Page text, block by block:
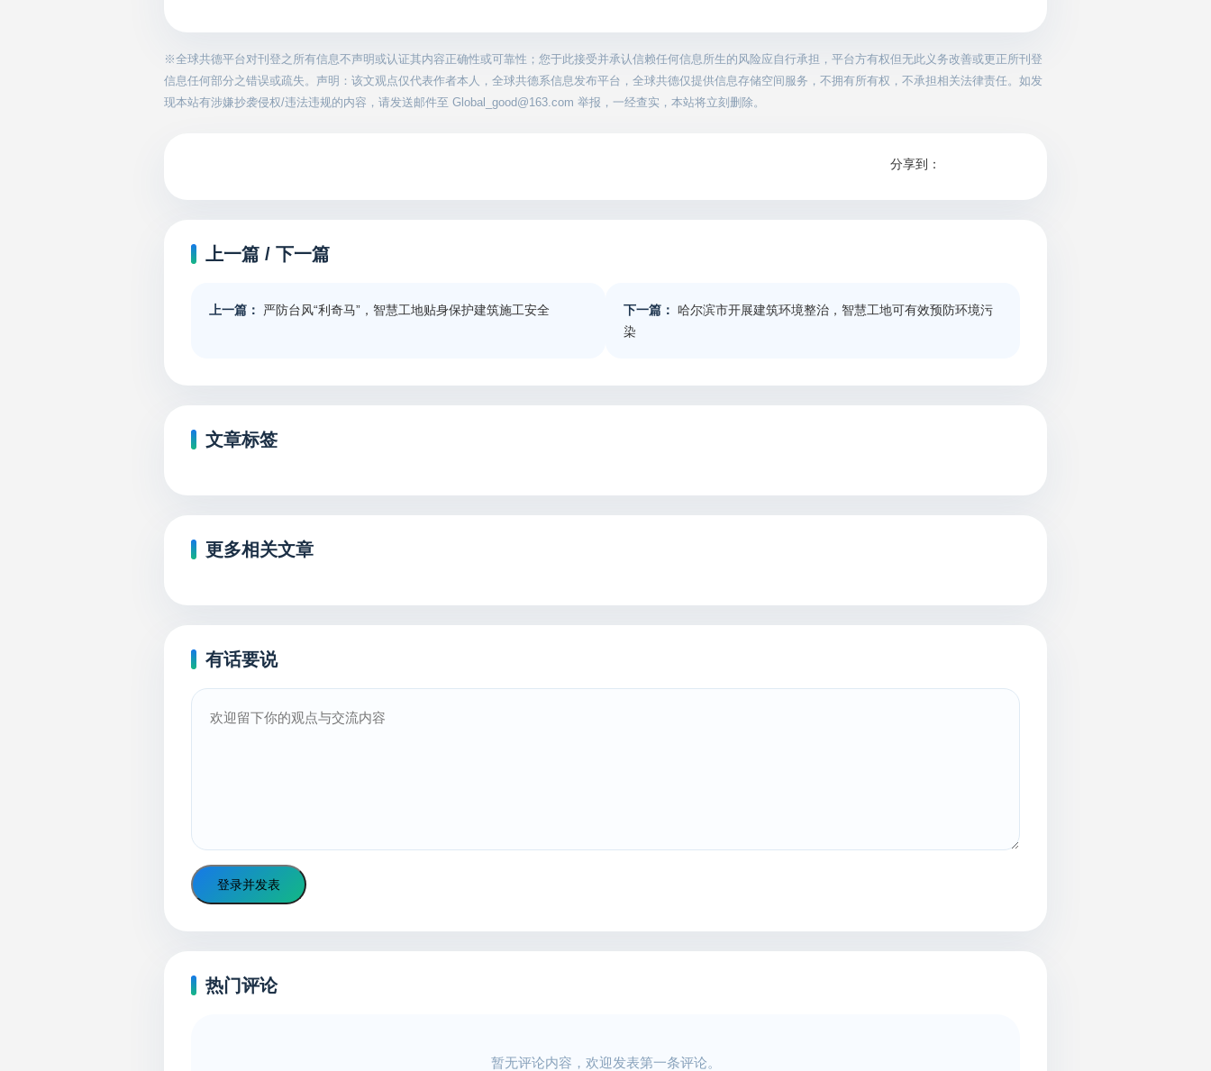
※全球共德平台对刊登之所有信息不声明或认证其内容正确性或可靠性；您于此接受并承认信赖任何信息所生的风险应自行承担，平台方有权但无此义务改善或更正所刊登
信息任何部分之错误或疏失。声明：该文观点仅代表作者本人，全球共德系信息发布平台，全球共德仅提供信息存储空间服务，不拥有所有权，不承担相关法律责任。如发
现本站有涉嫌抄袭侵权/违法违规的内容，请发送邮件至 Global_good@163.com 举报，一经查实，本站将立刻删除。
分享到：
上一篇 / 下一篇
上一篇： 严防台风“利奇马”，智慧工地贴身保护建筑施工安全 下一篇： 哈尔滨市开展建筑环境整治，智慧工地可有效预防环境污
染
文章标签
更多相关文章
有话要说
登录并发表
热门评论
暂无评论内容，欢迎发表第一条评论。